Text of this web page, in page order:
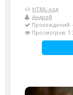
HTML-код
Андрей
Прохождений:
Просмотров: 1